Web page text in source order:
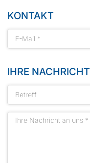
KONTAKT
IHRE NACHRICHT